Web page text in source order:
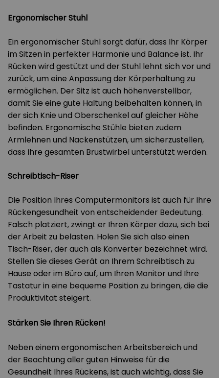
Ergonomischer Stuhl
Ein ergonomischer Stuhl sorgt dafür, dass Ihr Körper
im Sitzen in perfekter Harmonie und Balance ist. Ihr
Rücken wird gestützt und der Stuhl lehnt sich vor und
zurück, um eine Anpassung der Körperhaltung zu
ermöglichen. Der Sitz ist auch höhenverstellbar,
damit Sie eine gute Haltung beibehalten können, in
der sich Knie und Oberschenkel auf gleicher Höhe
befinden. Ergonomische Stühle bieten zudem
Armlehnen und Nackenstützen, um sicherzustellen,
dass Ihre gesamten Brustwirbel unterstützt werden.
Schreibtisch-Riser
Die Position Ihres Computermonitors ist auch für Ihre
Rückengesundheit von entscheidender Bedeutung.
Falsch platziert, zwingt er Ihren Körper dazu, sich bei
der Arbeit zu belasten. Holen Sie sich also einen
Tisch-Riser, der auch als Konverter bezeichnet wird.
Stellen Sie dieses Gerät an Ihrem Schreibtisch zu
Hause oder im Büro auf, um Ihren Monitor und Ihre
Tastatur in eine bequeme Position zu bringen, die die
Produktivität steigert.
Stärken Sie Ihren Rücken!
Neben einem ergonomischen Arbeitsbereich und
der Beachtung aller guten Hinweise für die
Gesundheit Ihres Rückens, ist auch wichtig, dass Sie